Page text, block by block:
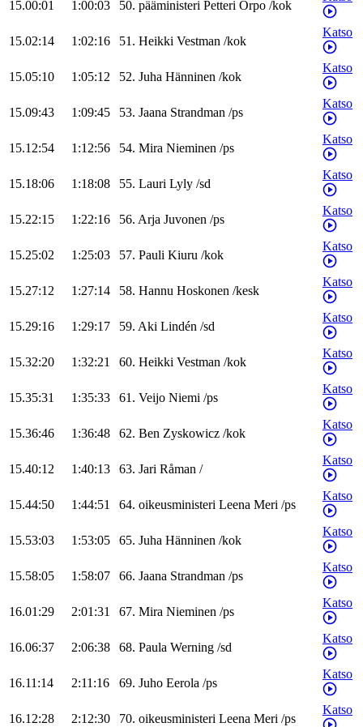
15.00:01 1:00:03 50. pääministeri Petteri Orpo /kok
15.02:14 1:02:16 51. Heikki Vestman /kok
Katso
15.05:10 1:05:12 52. Juha Hänninen /kok
Katso
15.09:43 1:09:45 53. Jaana Strandman /ps
Katso
15.12:54 1:12:56 54. Mira Nieminen /ps
Katso
15.18:06 1:18:08 55. Lauri Lyly /sd
Katso
15.22:15 1:22:16 56. Arja Juvonen /ps
Katso
15.25:02 1:25:03 57. Pauli Kiuru /kok
Katso
15.27:12 1:27:14 58. Hannu Hoskonen /kesk
Katso
15.29:16 1:29:17 59. Aki Lindén /sd
Katso
15.32:20 1:32:21 60. Heikki Vestman /kok
Katso
15.35:31 1:35:33 61. Veijo Niemi /ps
Katso
15.36:46 1:36:48 62. Ben Zyskowicz /kok
Katso
15.40:12 1:40:13 63. Jari Råman /
Katso
15.44:50 1:44:51 64. oikeusministeri Leena Meri /ps
Katso
15.53:03 1:53:05 65. Juha Hänninen /kok
Katso
15.58:05 1:58:07 66. Jaana Strandman /ps
Katso
16.01:29 2:01:31 67. Mira Nieminen /ps
Katso
16.06:37 2:06:38 68. Paula Werning /sd
Katso
16.11:14 2:11:16 69. Juho Eerola /ps
Katso
16.12:28 2:12:30 70. oikeusministeri Leena Meri /ps
Katso